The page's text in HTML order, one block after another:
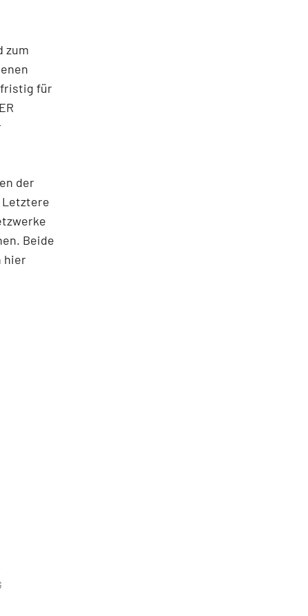
zum
für
der
Letztere
Beide
hier